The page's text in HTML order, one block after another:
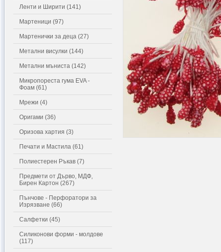
Ленти и Ширити (141)
Мартеници (97)
Мартенички за деца (27)
Метални висулки (144)
Метални мъниста (142)
Микропореста гума EVA -
Фоам (61)
Мрежи (4)
Оригами (36)
Оризова хартия (3)
Печати и Мастила (61)
Полиестерен Ръкав (7)
Предмети от Дърво, МДФ,
Бирен Картон (267)
Пънчове - Перфоратори за
Изрязване (66)
Салфетки (45)
Силиконови форми - молдове
(117)